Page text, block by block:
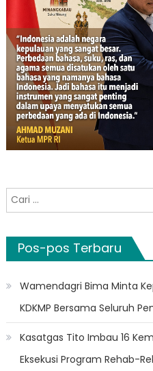
Cari
untuk:
Pos-pos Terbaru
Wamendagri Bima Minta
KDKMP Bersama Seluruh
Kasatgas Tito Imbau 16
Eksekusi Program Rehab-